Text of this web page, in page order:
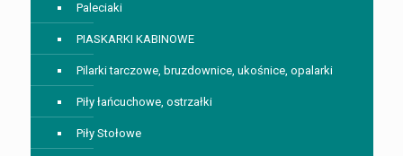
Paleciaki
PIASKARKI KABINOWE
Pilarki tarczowe, bruzdownice, ukośnice, opalarki
Piły łańcuchowe, ostrzałki
Piły Stołowe